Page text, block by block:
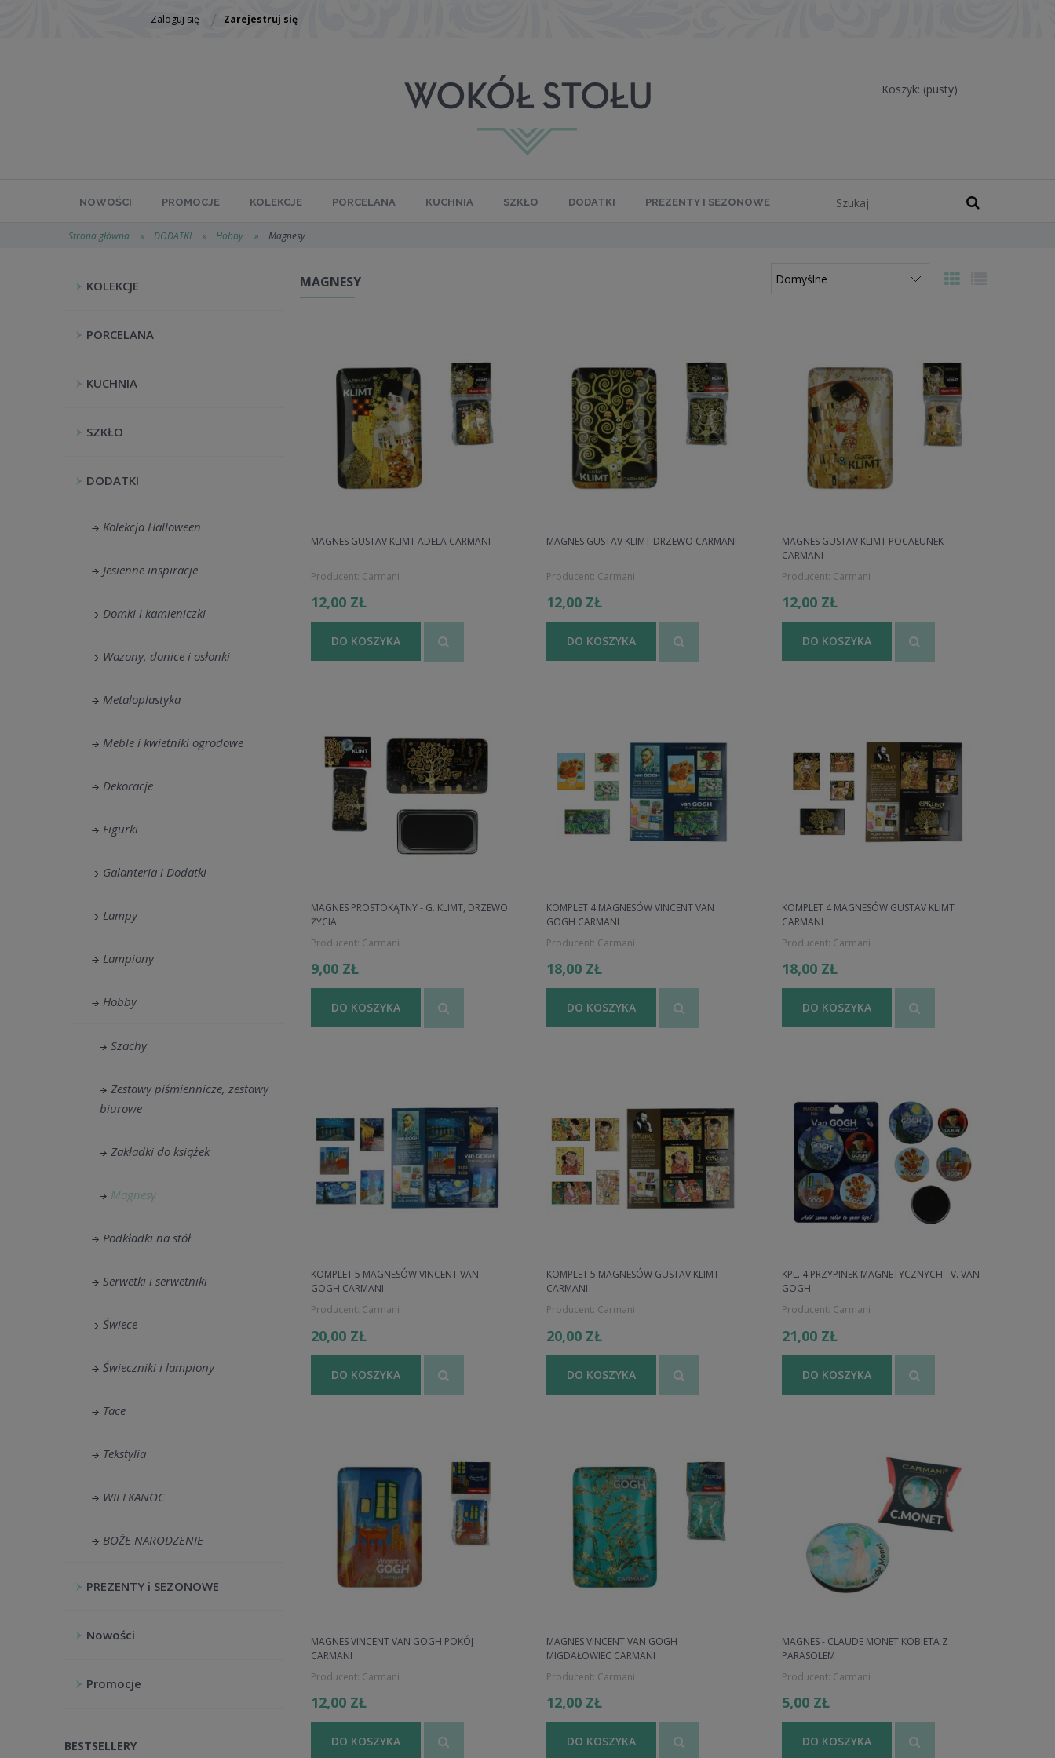
Zaloguj się Zarejestruj się
Koszyk: (pusty)
NOWOŚCI PROMOCJE KOLEKCJE PORCELANA KUCHNIA SZKŁO DODATKI PREZENTY I SEZONOWE
Strona główna » DODATKI » Hobby » Magnesy
KOLEKCJE
PORCELANA
KUCHNIA
SZKŁO
DODATKI
Kolekcja Halloween
Jesienne inspiracje
Domki i kamieniczki
Wazony, donice i osłonki
Metaloplastyka
Meble i kwietniki ogrodowe
Dekoracje
Figurki
Galanteria i Dodatki
Lampy
Lampiony
Hobby
Szachy
Zestawy piśmiennicze, zestawy
biurowe
Zakładki do książek
Magnesy
Podkładki na stół
Serwetki i serwetniki
Świece
Świeczniki i lampiony
Tace
Tekstylia
WIELKANOC
BOŻE NARODZENIE
PREZENTY i SEZONOWE
Nowości
Promocje
BESTSELLERY
MAGNESY
MAGNES GUSTAV KLIMT ADELA CARMANI
Producent: Carmani
12,00 ZŁ
DO KOSZYKA
MAGNES GUSTAV KLIMT DRZEWO CARMANI
Producent: Carmani
12,00 ZŁ
DO KOSZYKA
MAGNES GUSTAV KLIMT POCAŁUNEK
CARMANI
Producent: Carmani
12,00 ZŁ
DO KOSZYKA
MAGNES PROSTOKĄTNY - G. KLIMT, DRZEWO
ŻYCIA
Producent: Carmani
9,00 ZŁ
DO KOSZYKA
KOMPLET 4 MAGNESÓW VINCENT VAN
GOGH CARMANI
Producent: Carmani
18,00 ZŁ
DO KOSZYKA
KOMPLET 4 MAGNESÓW GUSTAV KLIMT
CARMANI
Producent: Carmani
18,00 ZŁ
DO KOSZYKA
KOMPLET 5 MAGNESÓW VINCENT VAN
GOGH CARMANI
Producent: Carmani
20,00 ZŁ
DO KOSZYKA
KOMPLET 5 MAGNESÓW GUSTAV KLIMT
CARMANI
Producent: Carmani
20,00 ZŁ
DO KOSZYKA
KPL. 4 PRZYPINEK MAGNETYCZNYCH - V. VAN
GOGH
Producent: Carmani
21,00 ZŁ
DO KOSZYKA
MAGNES VINCENT VAN GOGH POKÓJ
CARMANI
Producent: Carmani
12,00 ZŁ
DO KOSZYKA
MAGNES VINCENT VAN GOGH
MIGDAŁOWIEC CARMANI
Producent: Carmani
12,00 ZŁ
DO KOSZYKA
MAGNES - CLAUDE MONET KOBIETA Z
PARASOLEM
Producent: Carmani
5,00 ZŁ
DO KOSZYKA